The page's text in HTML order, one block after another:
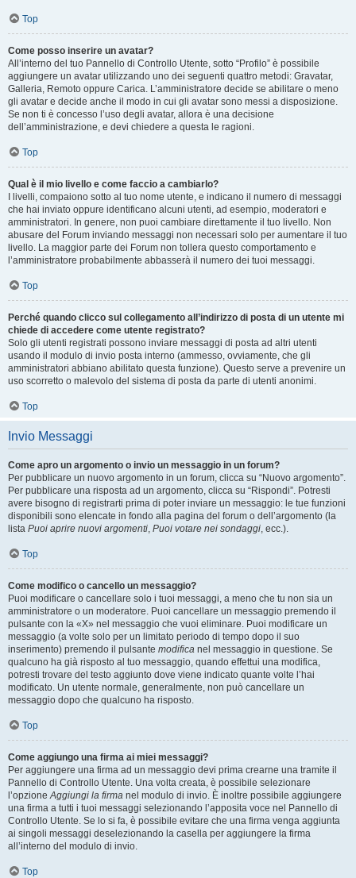
Top
Come posso inserire un avatar?
All’interno del tuo Pannello di Controllo Utente, sotto “Profilo” è possibile
aggiungere un avatar utilizzando uno dei seguenti quattro metodi: Gravatar,
Galleria, Remoto oppure Carica. L’amministratore decide se abilitare o meno
gli avatar e decide anche il modo in cui gli avatar sono messi a disposizione.
Se non ti è concesso l’uso degli avatar, allora è una decisione
dell’amministrazione, e devi chiedere a questa le ragioni.
Top
Qual è il mio livello e come faccio a cambiarlo?
I livelli, compaiono sotto al tuo nome utente, e indicano il numero di messaggi
che hai inviato oppure identificano alcuni utenti, ad esempio, moderatori e
amministratori. In genere, non puoi cambiare direttamente il tuo livello. Non
abusare del Forum inviando messaggi non necessari solo per aumentare il tuo
livello. La maggior parte dei Forum non tollera questo comportamento e
l’amministratore probabilmente abbasserà il numero dei tuoi messaggi.
Top
Perché quando clicco sul collegamento all’indirizzo di posta di un utente mi
chiede di accedere come utente registrato?
Solo gli utenti registrati possono inviare messaggi di posta ad altri utenti
usando il modulo di invio posta interno (ammesso, ovviamente, che gli
amministratori abbiano abilitato questa funzione). Questo serve a prevenire un
uso scorretto o malevolo del sistema di posta da parte di utenti anonimi.
Top
Invio Messaggi
Come apro un argomento o invio un messaggio in un forum?
Per pubblicare un nuovo argomento in un forum, clicca su “Nuovo argomento”.
Per pubblicare una risposta ad un argomento, clicca su “Rispondi”. Potresti
avere bisogno di registrarti prima di poter inviare un messaggio: le tue funzioni
disponibili sono elencate in fondo alla pagina del forum o dell’argomento (la
lista Puoi aprire nuovi argomenti, Puoi votare nei sondaggi, ecc.).
Top
Come modifico o cancello un messaggio?
Puoi modificare o cancellare solo i tuoi messaggi, a meno che tu non sia un
amministratore o un moderatore. Puoi cancellare un messaggio premendo il
pulsante con la «X» nel messaggio che vuoi eliminare. Puoi modificare un
messaggio (a volte solo per un limitato periodo di tempo dopo il suo
inserimento) premendo il pulsante modifica nel messaggio in questione. Se
qualcuno ha già risposto al tuo messaggio, quando effettui una modifica,
potresti trovare del testo aggiunto dove viene indicato quante volte l’hai
modificato. Un utente normale, generalmente, non può cancellare un
messaggio dopo che qualcuno ha risposto.
Top
Come aggiungo una firma ai miei messaggi?
Per aggiungere una firma ad un messaggio devi prima crearne una tramite il
Pannello di Controllo Utente. Una volta creata, è possibile selezionare
l’opzioneAggiungi la firma nel modulo di invio. È inoltre possibile aggiungere
una firma a tutti i tuoi messaggi selezionando l’apposita voce nel Pannello di
Controllo Utente. Se lo si fa, è possibile evitare che una firma venga aggiunta
ai singoli messaggi deselezionando la casella per aggiungere la firma
all’interno del modulo di invio.
Top